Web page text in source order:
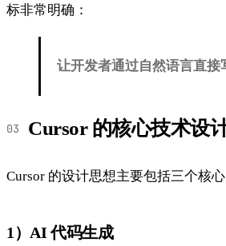
标非常明确：
让开发者通过自然语言直接
Cursor 的核心技术设
Cursor 的设计思想主要包括三个核心
1）AI 代码生成